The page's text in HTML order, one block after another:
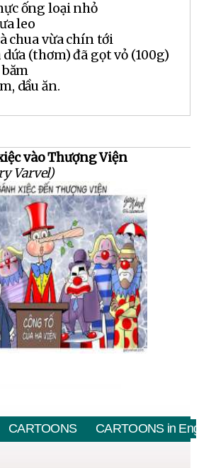
ống loại nhỏ
leo
chua vừa chín tới
dứa (thơm) đã gọt vỏ (100g)
dầu ăn.
vào Thượng Viện
Varvel)
CARTOONS CARTOONS in English